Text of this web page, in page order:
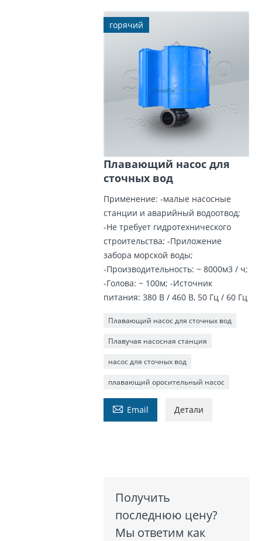
горячий
Плавающий насос для
сточных вод
Применение: -малые насосные
станции и аварийный водоотвод;
-Не требует гидротехнического
строительства; -Приложение
забора морской воды;
-Производительность: ~ 8000м3 / ч;
-Голова: ~ 100м; -Источник
питания: 380 В / 460 В, 50 Гц / 60 Гц
Плавающий насос для сточных вод
Плавучая насосная станция
насос для сточных вод
плавающий оросительный насос
 Email Детали
Получить
последнюю цену?
Мы ответим как